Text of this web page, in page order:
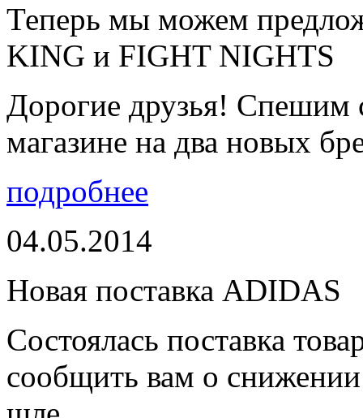
Теперь мы можем
KING и FIGHT NIGHTS
Дорогие друзья! Спешим
магазине на два новых
подробнее
04.05.2014
Новая поставка ADIDAS
Состоялась поставка
сообщить вам о